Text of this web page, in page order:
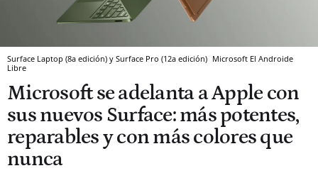
Surface Laptop (8a edición) y Surface Pro (12a edición) Microsoft El Androide
Libre
Microsoft se adelanta a Apple con
sus nuevos Surface: más potentes,
reparables y con más colores que
nunca